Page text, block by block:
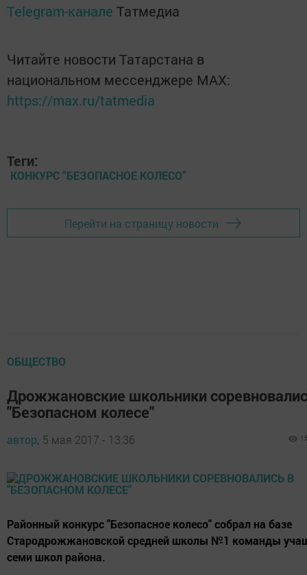
Telegram-канале Татмедиа
Читайте новости Татарстана в
национальном мессенджере MАХ:
https://max.ru/tatmedia
Теги:
КОНКУРС “БЕЗОПАСНОЕ КОЛЕСО”
Перейти на страницу новости
ОБЩЕСТВО
Дрожжановские школьники
"Безопасном колесе"
автор, 5 мая 2017 - 13:36
Районный конкурс "Безопасное колесо" собрал на базе
Стародрожжановской средней школы №1 команды
семи школ района.